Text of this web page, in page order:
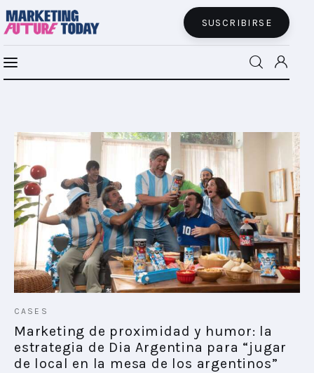
SUSCRIBIRSE
MFT+
INSIGHTS
FUTURE BRAND LAB
EVENTOS
CONECTADES
PLAYBOOKS
CASES
Marketing de proximidad y humor: la
estrategia de Dia Argentina para “jugar
de local en la mesa de los argentinos”